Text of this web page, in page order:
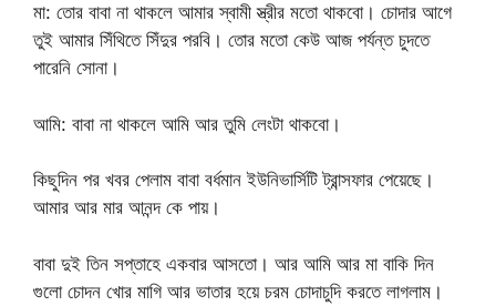
মা: তোর বাবা না থাকলে আমার স্বামী স্ত্রীর মতো থাকবো। চোদার আগে
তুই আমার সিঁথিতে সিঁদুর পরবি। তোর মতো কেউ আজ পর্যন্ত চুদতে
পারেনি সোনা।
আমি: বাবা না থাকলে আমি আর তুমি লেংটা থাকবো।
কিছুদিন পর খবর পেলাম বাবা বর্ধমান ইউনিভার্সিটি ট্রান্সফার পেয়েছে।
আমার আর মার আনন্দ কে পায়।
বাবা দুই তিন সপ্তাহে একবার আসতো। আর আমি আর মা বাকি দিন
গুলো চোদন খোর মাগি আর ভাতার হয়ে চরম চোদাচুদি করতে লাগলাম।